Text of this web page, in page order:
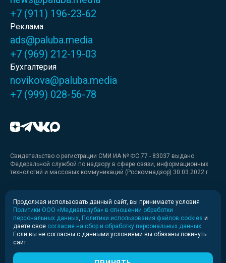
+7 (911) 196-23-62
Реклама
ads@paluba.media
+7 (969) 212-19-03
Бухгалтерия
novikova@paluba.media
+7 (999) 028-56-78
Свидетельство о регистрации СМИ ИА № ФС 77 - 83037 выдано
Федеральной службой по надзору в сфере связи, информационных
технологий и массовых коммуникаций (Роскомнадзор) 30.03.2022 г.
Медиакит
Медиакит для печати
Политика конфиденциальности
© 2020-2026 Информационное агентство «Медиапалуба»
Продолжая использовать данный сайт, вы принимаете условия
Политики ООО «Медиапалуба» в отношении обработки
персональных данных Политики использования файлов cookies и
даете свое согласие на сбор и обработку персональных данных
Если вы не согласны с данными условиями вы обязаны покинуть
сайт.